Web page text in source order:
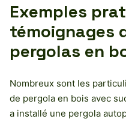
Exemples
témoignages
pergolas en
Nombreux sont les
de pergola en bois avec
a installé une pergola